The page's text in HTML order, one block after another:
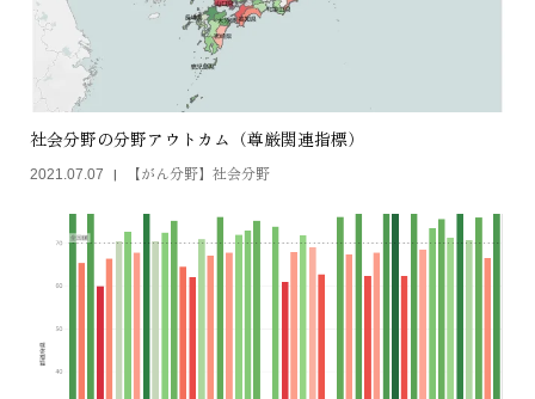
社会分野の分野アウトカム（尊厳関連指標）
2021.07.07 【がん分野】社会分野